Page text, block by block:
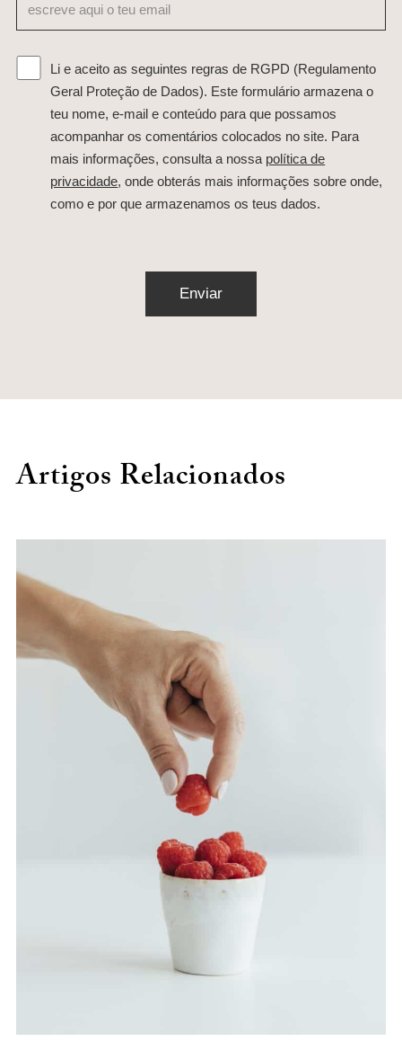
Li e aceito as seguintes regras de RGPD (Regulamento
Geral Proteção de Dados). Este formulário armazena o
teu nome, e-mail e conteúdo para que possamos
acompanhar os comentários colocados no site. Para
mais informações, consulta a nossa política de
privacidade, onde obterás mais informações sobre onde,
como e por que armazenamos os teus dados.
Artigos Relacionados